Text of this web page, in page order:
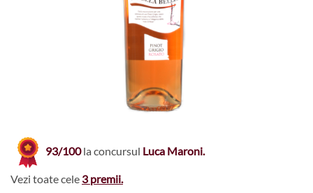
93/100la concursul Luca Maroni.
Vezi toate cele 3 premii.